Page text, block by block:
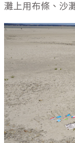
灘上用布條、沙